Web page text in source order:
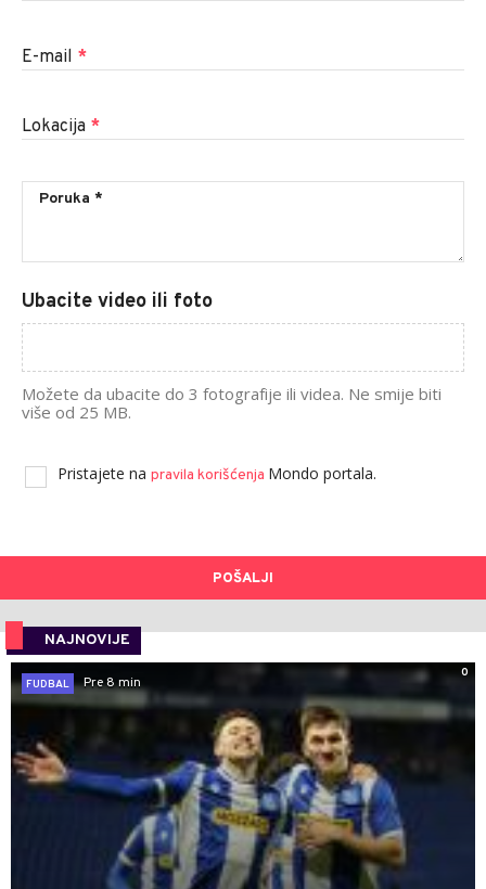
E-mail *
Lokacija *
Ubacite video ili foto
Možete da ubacite do 3 fotografije ili videa. Ne smije biti
više od 25 MB.
Pristajete na pravila korišćenja Mondo portala.
POŠALJI
NAJNOVIJE
0
FUDBAL
Pre 8 min